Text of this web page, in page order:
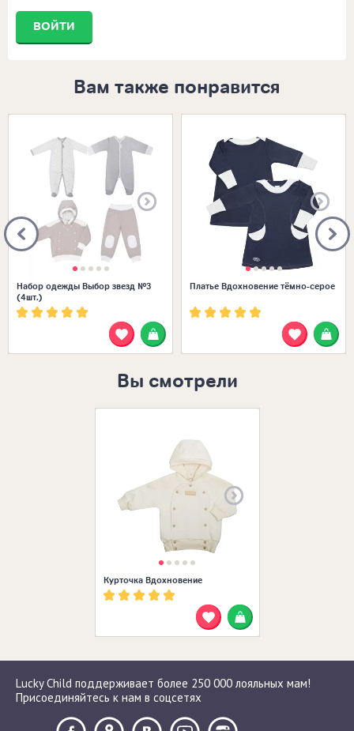
ВОЙТИ
Вам также понравится
(68-74)
Набор одежды Выбор звезд №3
(4шт.)
Платье Вдохновение тёмно-серое
Вы смотрели
Курточка Вдохновение
Lucky Child поддерживает более 250 000 лояльных мам!
Присоединяйтесь к нам в соцсетях